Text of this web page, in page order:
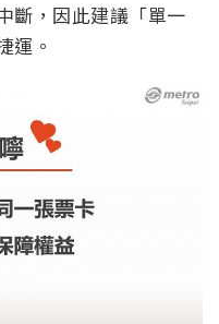
斷，因此建議「單一
運。